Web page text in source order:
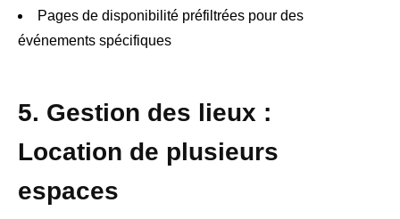
Pages de disponibilité préfiltrées pour des
événements spécifiques
5. Gestion des lieux :
Location de plusieurs
espaces